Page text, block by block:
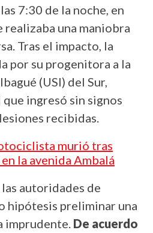
7:30 de la noche, en
realizaba una maniobra
Tras el impacto, la
por su progenitora a la
(USI) del Sur,
ingresó sin signos
recibidas.
murió tras
la avenida Ambalá
autoridades de
hipótesis preliminar una
imprudente. De acuerdo